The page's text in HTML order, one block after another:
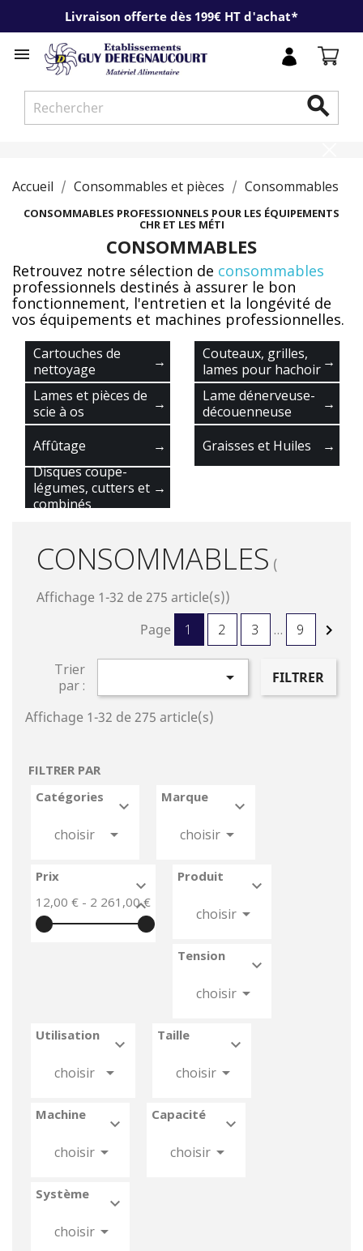
Livraison offerte dès 199€ HT d'achat*


Accueil Consommables et pièces Consommables
CONSOMMABLES PROFESSIONNELS POUR LES ÉQUIPEMENTS
CHR ET LES MÉTI
CONSOMMABLES
Retrouvez notre sélection de consommables
professionnels destinés à assurer le bon
fonctionnement, l'entretien et la longévité de
vos équipements et machines professionnelles.
Cartouches de
nettoyage
→
Couteaux, grilles,
lames pour hachoir →
Lames et pièces de
scie à os
→
Lame dénerveuse-
découenneuse
→
Affûtage → Graisses et Huiles
→
Disques coupe-
légumes, cutters et
combinés
→
CONSOMMABLES (
Affichage 1-32 de 275 article(s))
Page
1 2 3 … 9 
Trier
par :
 FILTRER
Affichage 1-32 de 275 article(s)
FILTRER PAR
Catégories

choisir 
Marque

choisir
Prix


12,00 € - 2 261,00 €
Produit

choisir 
Tension

choisir 
Utilisation

choisir 
Taille

choisir
Machine

choisir 
Capacité

choisir 
Système

choisir 